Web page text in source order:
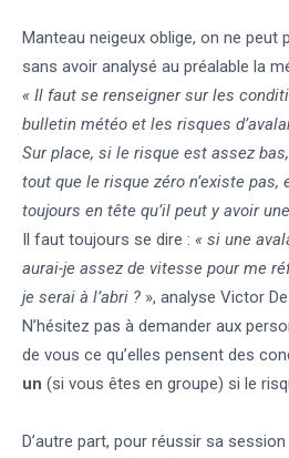
Manteau neigeux oblige, on ne
sans avoir analysé au préalable la
« Il faut se renseigner sur les
bulletin météo et les risques
Sur place, si le risque est assez
tout que le risque zéro n’existe pas,
toujours en tête qu’il peut y avoir
Il faut toujours se dire : « si une
aurai-je assez de vitesse pour me
je serai à l’abri ? », analyse Victor
N’hésitez pas à demander aux
de vous ce qu’elles pensent des
un (si vous êtes en groupe) si le
D’autre part, pour réussir sa